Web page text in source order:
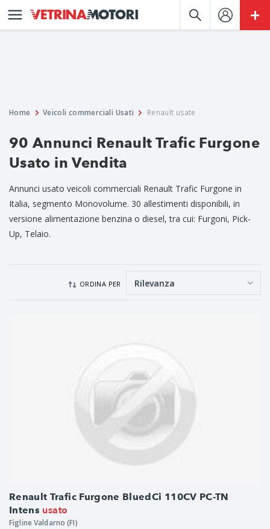
Home Veicoli commerciali Usati Renault usate
90 Annunci Renault Trafic Furgone
Usato in Vendita
Annunci usato veicoli commerciali Renault Trafic Furgone in
Italia, segmento Monovolume. 30 allestimenti disponibili, in
versione alimentazione benzina o diesel, tra cui: Furgoni, Pick-
Up, Telaio.
ORDINA PER
Renault Trafic Furgone BluedCi 110CV PC-TN
Intens usato
Figline Valdarno (FI)